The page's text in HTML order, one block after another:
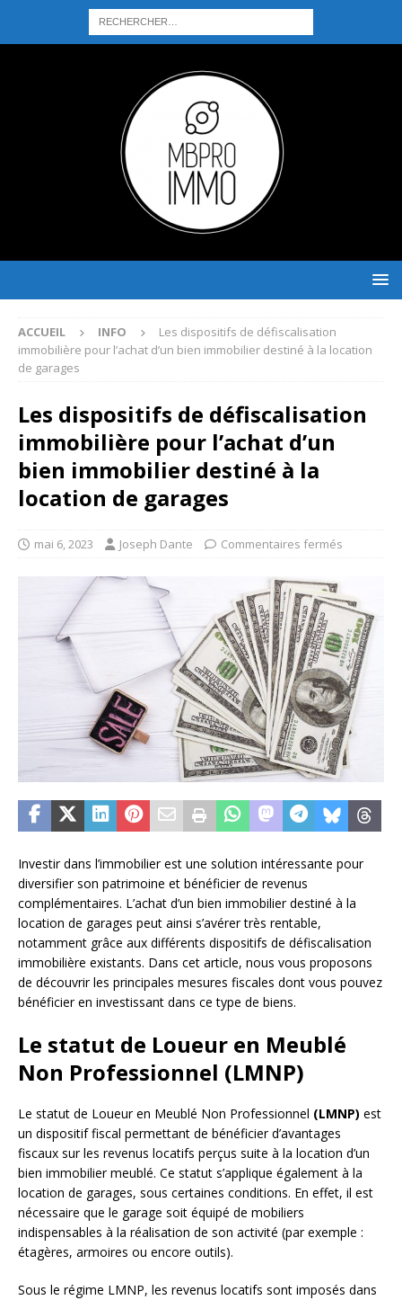
ACCUEIL INFO
Les dispositifs de défiscalisation
immobilière pour l’achat d’un bien immobilier destiné à la location
de garages
Les dispositifs de défiscalisation
immobilière pour l’achat d’un
bien immobilier destiné à la
location de garages
mai 6, 2023 Joseph Dante Commentaires fermés
Investir dans l’immobilier est une solution intéressante pour
diversifier son patrimoine et bénéficier de revenus
complémentaires. L’achat d’un bien immobilier destiné à la
location de garages peut ainsi s’avérer très rentable,
notamment grâce aux différents dispositifs de défiscalisation
immobilière existants. Dans cet article, nous vous proposons
de découvrir les principales mesures fiscales dont vous pouvez
bénéficier en investissant dans ce type de biens.
Le statut de Loueur en Meublé
Non Professionnel (LMNP)
Le statut de Loueur en Meublé Non Professionnel (LMNP) est
un dispositif fiscal permettant de bénéficier d’avantages
fiscaux sur les revenus locatifs perçus suite à la location d’un
bien immobilier meublé. Ce statut s’applique également à la
location de garages, sous certaines conditions. En effet, il est
nécessaire que le garage soit équipé de mobiliers
indispensables à la réalisation de son activité (par exemple :
étagères, armoires ou encore outils).
Sous le régime LMNP, les revenus locatifs sont imposés dans